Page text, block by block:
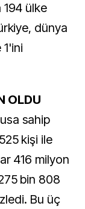
ülke
dünya
OLDU
sahip
kişi ile
416 milyon
bin 808
Bu üç